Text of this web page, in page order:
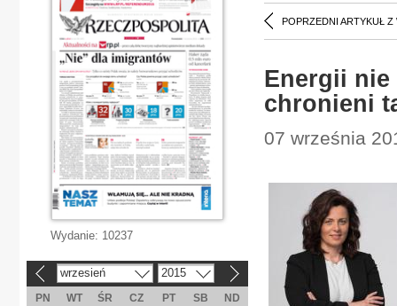
POPRZEDNI ARTYKUŁ Z
Energii nie
chronieni
07 września
Wydanie: 10237
wrzesień 2015
PN WT ŚR CZ PT SB
ND